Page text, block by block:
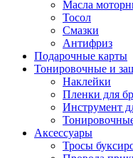
Масла
Тосол
Смазки
Антифриз
Подарочные карты
Тонировочные и
Наклейки
Пленки для
Инструмент
Аксессуары
Тросы